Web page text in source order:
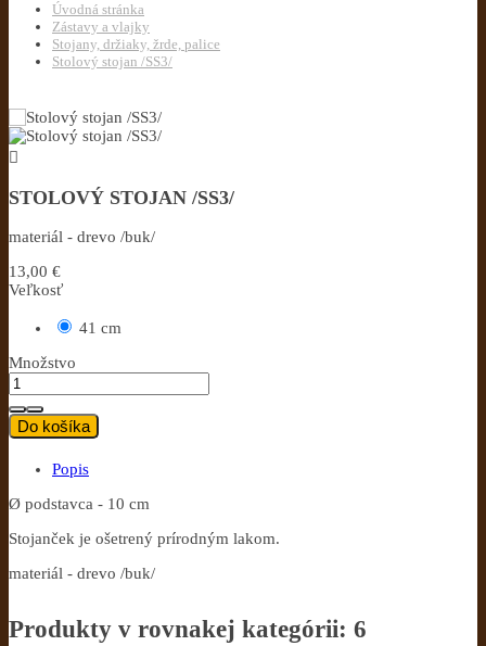
Úvodná stránka
Zástavy a vlajky
Stojany, držiaky, žrde, palice
Stolový stojan /SS3/

STOLOVÝ STOJAN /SS3/
materiál - drevo /buk/
13,00 €
Veľkosť
41 cm
Množstvo
Do košíka
Popis
Ø podstavca - 10 cm
Stojanček je ošetrený prírodným lakom.
materiál - drevo /buk/
Produkty v rovnakej kategórii: 6